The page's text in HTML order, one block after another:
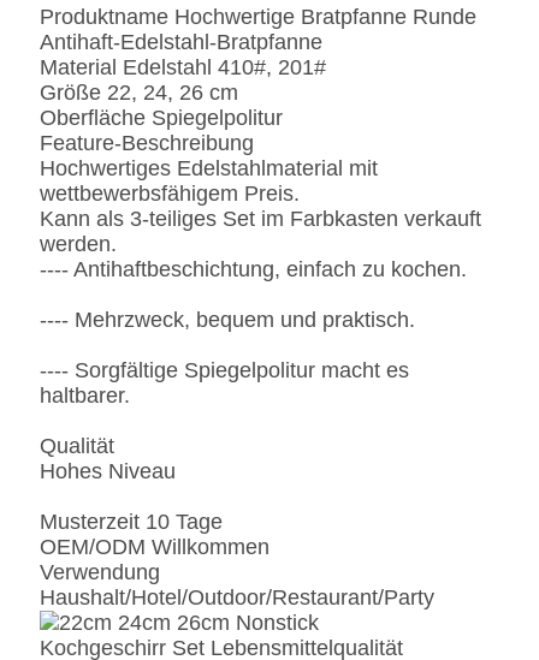
Produktname Hochwertige Bratpfanne Runde
Antihaft-Edelstahl-Bratpfanne
Material Edelstahl 410#, 201#
Größe 22, 24, 26 cm
Oberfläche Spiegelpolitur
Feature-Beschreibung
Hochwertiges Edelstahlmaterial mit
wettbewerbsfähigem Preis.
Kann als 3-teiliges Set im Farbkasten verkauft
werden.
---- Antihaftbeschichtung, einfach zu kochen.
---- Mehrzweck, bequem und praktisch.
---- Sorgfältige Spiegelpolitur macht es
haltbarer.
Qualität
Hohes Niveau
Musterzeit 10 Tage
OEM/ODM Willkommen
Verwendung
Haushalt/Hotel/Outdoor/Restaurant/Party